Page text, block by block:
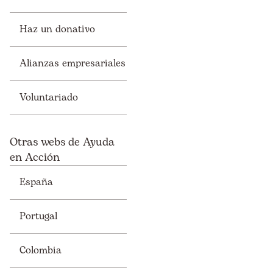
Haz un donativo
Alianzas empresariales
Voluntariado
Otras webs de Ayuda
en Acción
España
Portugal
Colombia